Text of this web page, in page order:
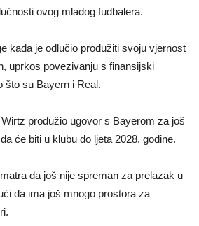
ovog mladog fudbalera.
kada je odlučio produžiti svoju vjernost
uprkos povezivanju s finansijski
što su Bayern i Real.
produžio ugovor s Bayerom za još
će biti u klubu do ljeta 2028. godine.
da još nije spreman za prelazak u
da ima još mnogo prostora za